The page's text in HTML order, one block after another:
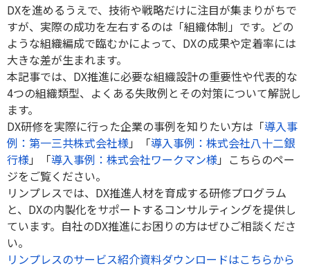
DXを進めるうえで、技術や戦略だけに注目が集まりがちで
すが、実際の成功を左右するのは「組織体制」です。どの
ような組織編成で臨むかによって、DXの成果や定着率には
大きな差が生まれます。
本記事では、DX推進に必要な組織設計の重要性や代表的な
4つの組織類型、よくある失敗例とその対策について解説し
ます。
DX研修を実際に行った企業の事例を知りたい方は「導入事
例：第一三共株式会社様」「導入事例：株式会社八十二銀
行様」「導入事例：株式会社ワークマン様」こちらのペー
ジをご覧ください。
リンプレスでは、DX推進人材を育成する研修プログラム
と、DXの内製化をサポートするコンサルティングを提供し
ています。自社のDX推進にお困りの方はぜひご相談くださ
い。
リンプレスのサービス紹介資料ダウンロードはこちらから